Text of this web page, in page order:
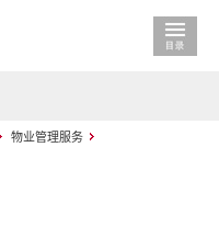
物业管理服务